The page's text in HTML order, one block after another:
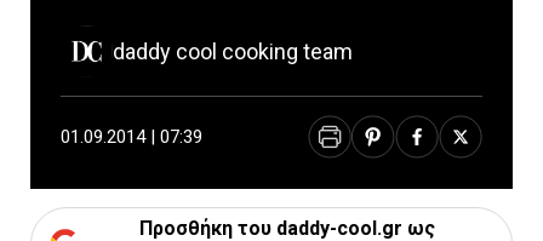
daddy cool cooking team
01.09.2014 | 07:39
Προσθήκη του daddy-cool.gr ως